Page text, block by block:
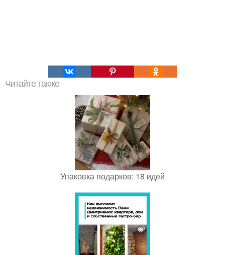
Читайте также
Упаковка подарков: 18 идей